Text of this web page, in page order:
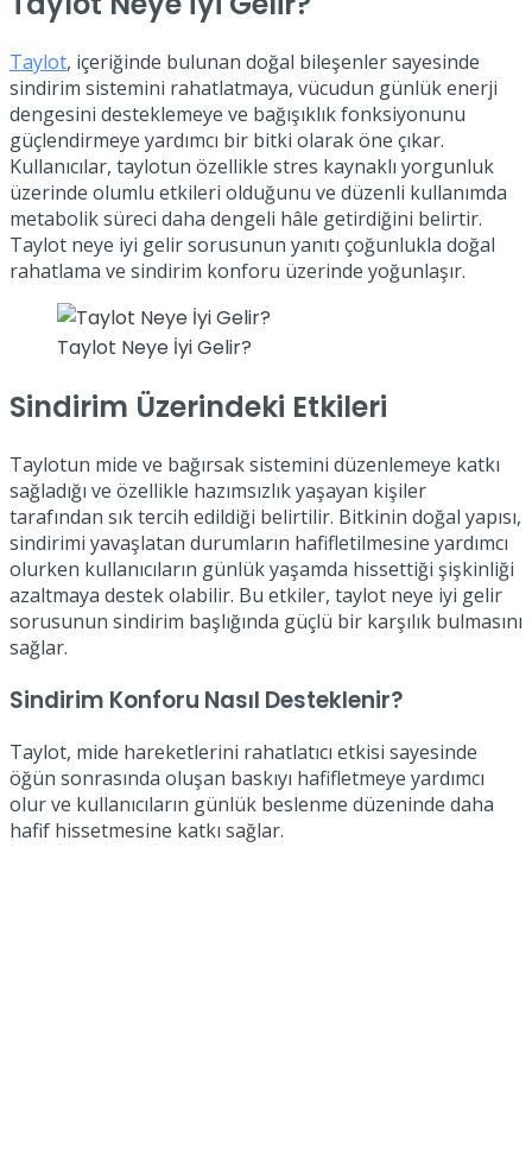
Taylot, içeriğinde bulunan doğal bileşenler sayesinde
sindirim sistemini rahatlatmaya, vücudun günlük enerji
dengesini desteklemeye ve bağışıklık fonksiyonunu
güçlendirmeye yardımcı bir bitki olarak öne çıkar.
Kullanıcılar, taylotun özellikle stres kaynaklı yorgunluk
üzerinde olumlu etkileri olduğunu ve düzenli kullanımda
metabolik süreci daha dengeli hâle getirdiğini belirtir.
Taylot neye iyi gelir sorusunun yanıtı çoğunlukla doğal
rahatlama ve sindirim konforu üzerinde yoğunlaşır.
Taylot Neye İyi Gelir?
Sindirim Üzerindeki Etkileri
Taylotun mide ve bağırsak sistemini düzenlemeye katkı
sağladığı ve özellikle hazımsızlık yaşayan kişiler
tarafından sık tercih edildiği belirtilir. Bitkinin doğal yapısı,
sindirimi yavaşlatan durumların hafifletilmesine yardımcı
olurken kullanıcıların günlük yaşamda hissettiği şişkinliği
azaltmaya destek olabilir. Bu etkiler, taylot neye iyi gelir
sorusunun sindirim başlığında güçlü bir karşılık bulmasını
sağlar.
Sindirim Konforu Nasıl Desteklenir?
Taylot, mide hareketlerini rahatlatıcı etkisi sayesinde
öğün sonrasında oluşan baskıyı hafifletmeye yardımcı
olur ve kullanıcıların günlük beslenme düzeninde daha
hafif hissetmesine katkı sağlar.